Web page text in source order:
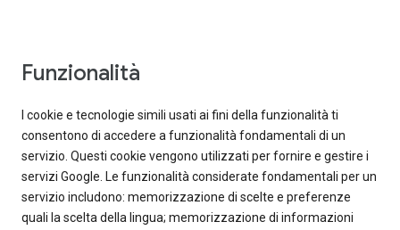
Funzionalità
I cookie e tecnologie simili usati ai fini della funzionalità ti
consentono di accedere a funzionalità fondamentali di un
servizio. Questi cookie vengono utilizzati per fornire e gestire i
servizi Google. Le funzionalità considerate fondamentali per un
servizio includono: memorizzazione di scelte e preferenze
quali la scelta della lingua; memorizzazione di informazioni